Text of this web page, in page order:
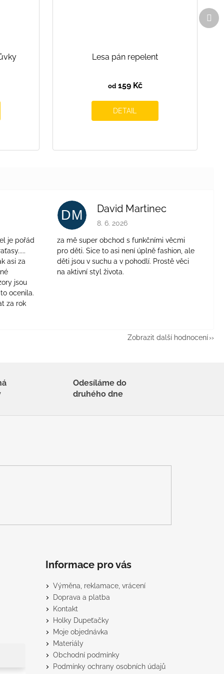
Lesa pán repelent
od159 Kč
DETAIL
4 z 5 hvězdiček.
je pořád
asi za
jsou
ocenila.
za rok
DM David Martinec
Hodnocení obchodu je 5 z 5 hvězdiček.
8. 6. 2026
za mě super obchod s funkčními věcmi
pro děti. Sice to asi není úplně fashion, ale
děti jsou v suchu a v pohodlí. Prostě věci
na aktivní styl života.
Zobrazit další hodnocení
Odesíláme do
druhého dne
Informace pro vás
Výměna, reklamace, vrácení
Doprava a platba
Kontakt
Holky Dupeťačky
Moje objednávka
Materiály
Obchodní podmínky
Podmínky ochrany osobních údajů